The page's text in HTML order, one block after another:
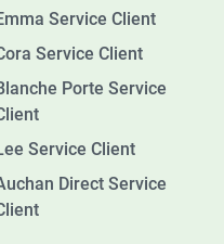
Service Client
Service Client
Porte Service
Service Client
Direct Service